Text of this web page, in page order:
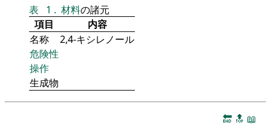
表 1 . 材料の諸元
項目
内容
名称
2,4-キシレノール
危険性
操作
生成物
🔚 🔝 📖